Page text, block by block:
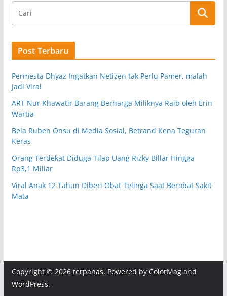
Post Terbaru
Permesta Dhyaz Ingatkan Netizen tak Perlu Pamer, malah
jadi Viral
ART Nur Khawatir Barang Berharga Miliknya Raib oleh Erin
Wartia
Bela Ruben Onsu di Media Sosial, Betrand Kena Teguran
Keras
Orang Terdekat Diduga Tilap Uang Rizky Billar Hingga
Rp3,1 Miliar
Viral Anak 12 Tahun Diberi Obat Telinga Saat Berobat Sakit
Mata
Copyright © 2026 terpanas. Powered by ColorMagand
WordPress.